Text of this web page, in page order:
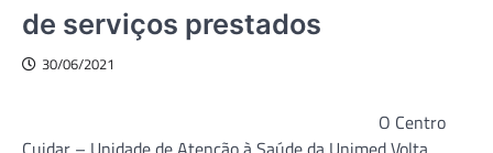
de serviços prestados
30/06/2021
O Centro